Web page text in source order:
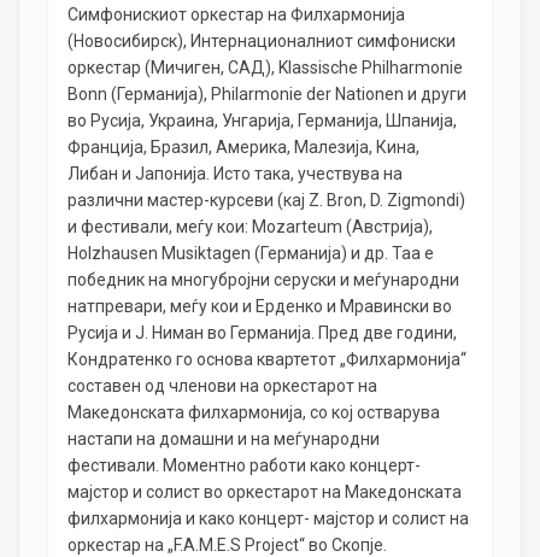
Симфонискиот оркестар на Филхармонија
(Новосибирск), Интернационалниот симфониски
оркестар (Мичиген, САД), Klassische Philharmonie
Bonn (Германија), Philarmonie der Nationen и други
во Русија, Украина, Унгарија, Германија, Шпанија,
Франција, Бразил, Америка, Малезија, Кина,
Либан и Јапонија. Исто така, учествува на
различни мастер-курсеви (кај Z. Bron, D. Zigmondi)
и фестивали, меѓу кои: Mozarteum (Австрија),
Holzhausen Musiktagen (Германија) и др. Таа е
победник на многубројни серуски и меѓународни
натпревари, меѓу кои и Ерденко и Мравински во
Русија и Ј. Ниман во Германија. Пред две години,
Кондратенко го основа квартетот „Филхармонија“
составен од членови на оркестарот на
Македонската филхармонија, со кој остварува
настапи на домашни и на меѓународни
фестивали. Моментно работи како концерт-
мајстор и солист во оркестарот на Македонската
филхармонија и како концерт- мајстор и солист на
оркестар на „F.A.M.E.S Project“ во Скопје.